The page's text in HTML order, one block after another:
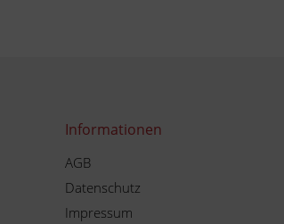
Informationen
AGB
Datenschutz
Impressum